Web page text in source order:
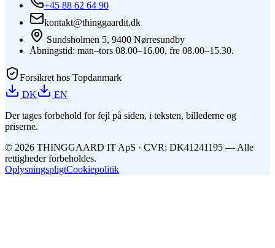
+45 88 62 64 90
kontakt@thinggaardit.dk
Sundsholmen 5, 9400 Nørresundby
Åbningstid: man–tors 08.00–16.00, fre 08.00–15.30.
Forsikret hos Topdanmark
DK
EN
Der tages forbehold for fejl på siden, i teksten, billederne og
priserne.
© 2026 THINGGAARD IT ApS · CVR: DK41241195 — Alle
rettigheder forbeholdes.
OplysningspligtCookiepolitik